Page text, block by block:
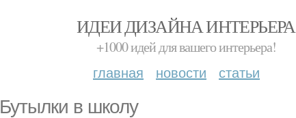
ИДЕИ ДИЗАЙНА ИНТЕРЬЕРА
+1000 идей для вашего интерьера!
главная новости статьи
Бутылки в школу